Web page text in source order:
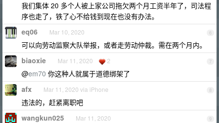
我们集体 20 多个人被上家公司拖欠两个月工资半年了，司法程
序也走了，铁了心不给钱到现在也没有办法。
6
eq06 Mar 10, 2020
可以向劳动监察大队举报，或者走劳动仲裁。需在两个月内。
7
biaoxie Mar 11, 2020 2
@em70 你这种人就属于道德绑架了
8
afx Mar 11, 2020 via iPhone
违法的，赶紧离职吧
9
wangkun025 Mar 11, 2020